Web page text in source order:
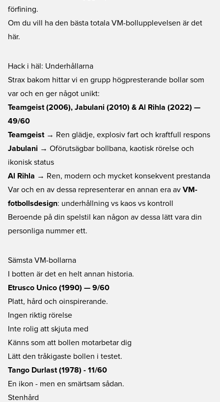
förfining.
Om du vill ha den bästa totala VM-bollupplevelsen är det
här.
Hack i häl: Underhållarna
Strax bakom hittar vi en grupp högpresterande bollar som
var och en ger något unikt:
Teamgeist (2006), Jabulani (2010) & Al Rihla (2022) —
49/60
Teamgeist → Ren glädje, explosiv fart och kraftfull respons
Jabulani → Oförutsägbar bollbana, kaotisk rörelse och
ikonisk status
Al Rihla → Ren, modern och mycket konsekvent prestanda
Var och en av dessa representerar en annan era av VM-
fotbollsdesign: underhållning vs kaos vs kontroll
Beroende på din spelstil kan någon av dessa lätt vara din
personliga nummer ett.
Sämsta VM-bollarna
I botten är det en helt annan historia.
Etrusco Unico (1990) — 9/60
Platt, hård och oinspirerande.
Ingen riktig rörelse
Inte rolig att skjuta med
Känns som att bollen motarbetar dig
Lätt den tråkigaste bollen i testet.
Tango Durlast (1978) - 11/60
En ikon - men en smärtsam sådan.
Stenhård